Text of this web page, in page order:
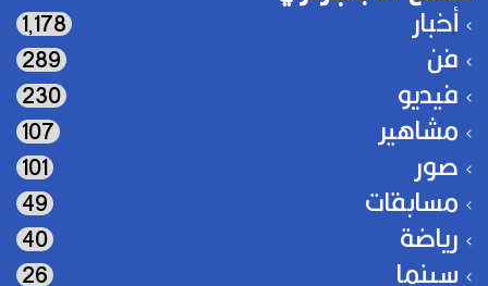
أخبار 1٬178
فن 289
فيديو 230
مشاهير 107
صور 101
مسابقات 49
رياضة 40
سينما 26